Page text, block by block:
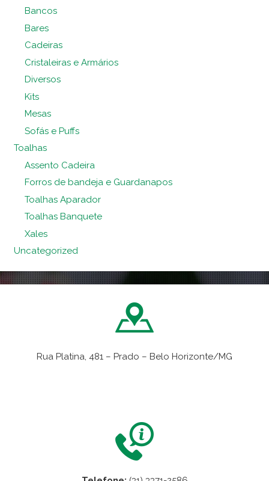
Bancos
Bares
Cadeiras
Cristaleiras e Armários
Diversos
Kits
Mesas
Sofás e Puffs
Toalhas
Assento Cadeira
Forros de bandeja e Guardanapos
Toalhas Aparador
Toalhas Banquete
Xales
Uncategorized
Rua Platina, 481 – Prado – Belo Horizonte/MG